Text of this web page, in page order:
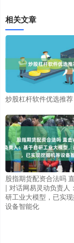
相关文章
炒股杠杆软件优选推荐
股指期货配资合法吗
| 对话网易灵动负责人
研工业大模型，已实
设备智能化